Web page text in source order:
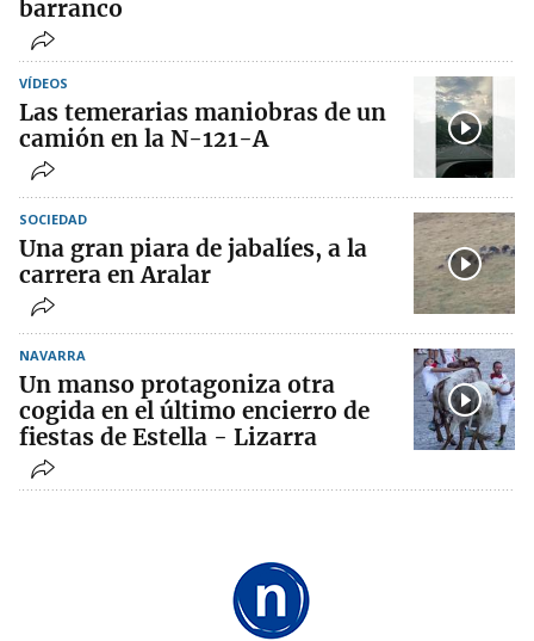
barranco
VÍDEOS
Las temerarias maniobras de un
camión en la N-121-A
SOCIEDAD
Una gran piara de jabalíes, a la
carrera en Aralar
NAVARRA
Un manso protagoniza otra
cogida en el último encierro de
fiestas de Estella - Lizarra